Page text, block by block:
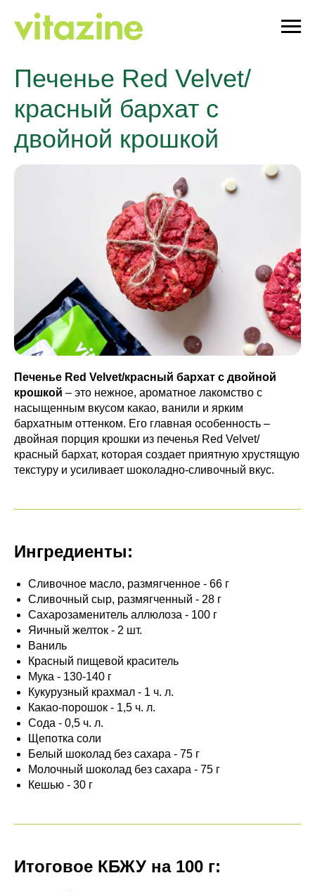
Печенье Red Velvet/
красный бархат с
двойной крошкой
Печенье Red Velvet/красный бархат с двойной
крошкой – это нежное, ароматное лакомство с
насыщенным вкусом какао, ванили и ярким
бархатным оттенком. Его главная особенность –
двойная порция крошки из печенья Red Velvet/
красный бархат, которая создает приятную хрустящую
текстуру и усиливает шоколадно-сливочный вкус.
Ингредиенты:
Сливочное масло, размягченное - 66 г
Сливочный сыр, размягченный - 28 г
Сахарозаменитель аллюлоза - 100 г
Яичный желток - 2 шт.
Ваниль
Красный пищевой краситель
Мука - 130-140 г
Кукурузный крахмал - 1 ч. л.
Какао-порошок - 1,5 ч. л.
Сода - 0,5 ч. л.
Щепотка соли
Белый шоколад без сахара - 75 г
Молочный шоколад без сахара - 75 г
Кешью - 30 г
Итоговое КБЖУ на 100 г: